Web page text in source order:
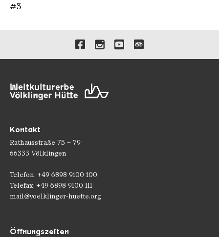
#3
Verlinkungen zu unseren
Kontakt
Rathausstraße 75 – 79
66333 Völklingen
Telefon: +49 6898 9100 100
Telefax: +49 6898 9100 111
mail@voelklinger-huette.org
Öffnungszeiten